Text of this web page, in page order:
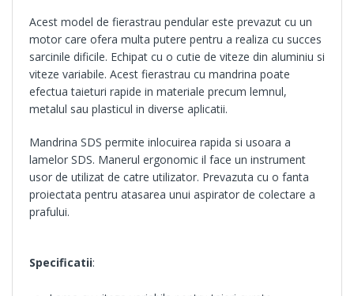
Acest model de fierastrau pendular este prevazut cu un
motor care ofera multa putere pentru a realiza cu succes
sarcinile dificile. Echipat cu o cutie de viteze din aluminiu si
viteze variabile. Acest fierastrau cu mandrina poate
efectua taieturi rapide in materiale precum lemnul,
metalul sau plasticul in diverse aplicatii.
Mandrina SDS permite inlocuirea rapida si usoara a
lamelor SDS. Manerul ergonomic il face un instrument
usor de utilizat de catre utilizator. Prevazuta cu o fanta
proiectata pentru atasarea unui aspirator de colectare a
prafului.
Specificatii: